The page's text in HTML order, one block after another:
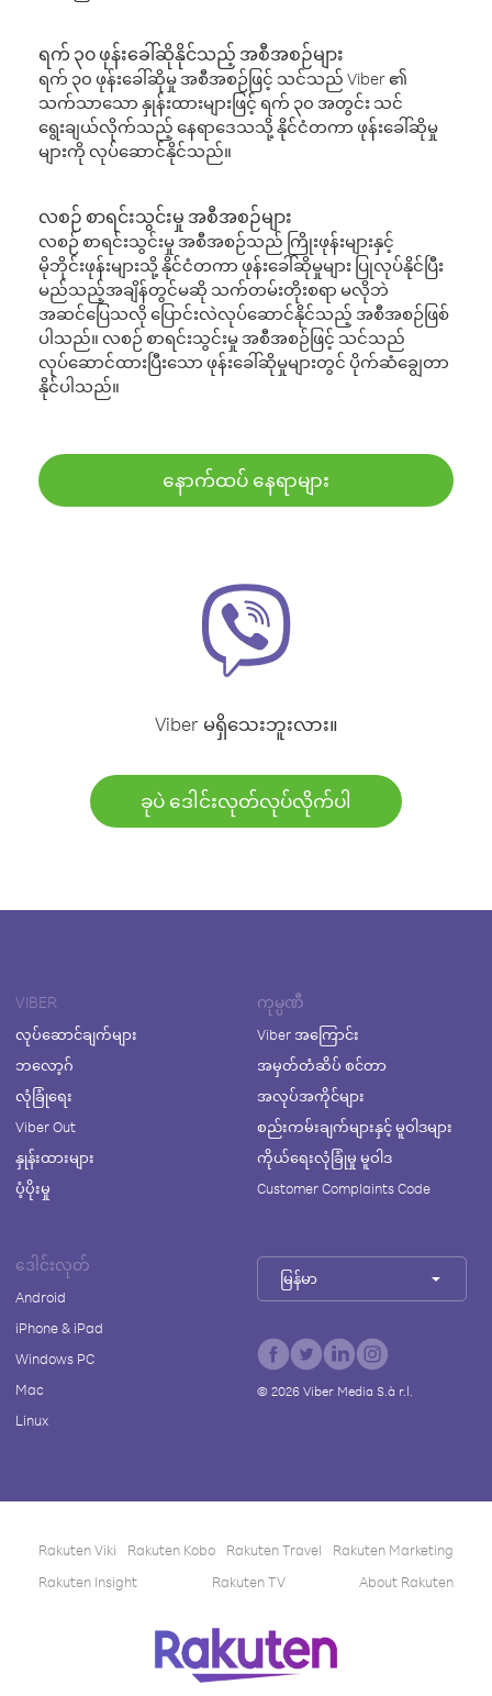
ရက် ၃၀ ဖုန်းခေါ်ဆိုနိုင်သည့် အစီအစဉ်များ
ရက် ၃၀ ဖုန်းခေါ်ဆိုမှု အစီအစဉ်ဖြင့် သင်သည် Viber ၏
သက်သာသော နှုန်းထားများဖြင့် ရက် ၃၀ အတွင်း သင်
ရွေးချယ်လိုက်သည့် နေရာဒေသသို့ နိုင်ငံတကာ ဖုန်းခေါ်ဆိုမှု
များကို လုပ်ဆောင်နိုင်သည်။
လစဉ် စာရင်းသွင်းမှု အစီအစဉ်များ
လစဉ် စာရင်းသွင်းမှု အစီအစဉ်သည် ကြိုးဖုန်းများနှင့်
မိုဘိုင်းဖုန်းများသို့ နိုင်ငံတကာ ဖုန်းခေါ်ဆိုမှုများ ပြုလုပ်နိုင်ပြီး
မည်သည့်အချိန်တွင်မဆို သက်တမ်းတိုးစရာ မလိုဘဲ
အဆင်ပြေသလို ပြောင်းလဲလုပ်ဆောင်နိုင်သည့် အစီအစဉ်ဖြစ်
ပါသည်။ လစဉ် စာရင်းသွင်းမှု အစီအစဉ်ဖြင့် သင်သည်
လုပ်ဆောင်ထားပြီးသော ဖုန်းခေါ်ဆိုမှုများတွင် ပိုက်ဆံချွေတာ
နိုင်ပါသည်။
နောက်ထပ် နေရာများ
Viber မရှိသေးဘူးလား။
ခုပဲ ဒေါင်းလုတ်လုပ်လိုက်ပါ
VIBER
လုပ်ဆောင်ချက်များ
ဘလော့ဂ်
လုံခြုံရေး
Viber Out
နှုန်းထားများ
ပံ့ပိုးမှု
ကုမ္ပဏီ
Viber အကြောင်း
အမှတ်တံဆိပ် စင်တာ
အလုပ်အကိုင်များ
စည်းကမ်းချက်များနှင့် မူဝါဒများ
ကိုယ်ရေးလုံခြုံမှု မူဝါဒ
Customer Complaints Code
ဒေါင်းလုတ်
Android
iPhone & iPad
Windows PC
Mac
Linux
မြန်မာ
© 2026Viber Media S.à r.l.
Rakuten Viki Rakuten Kobo Rakuten Travel
Rakuten Marketing
Rakuten Insight
Rakuten TV About Rakuten